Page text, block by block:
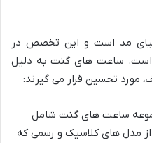
مد است و این تخصص در
ساعت های گنت به دلیل
مورد تحسین قرار می گیرند:
ساعت های گنت شامل
مدل های کلاسیک و رسمی که